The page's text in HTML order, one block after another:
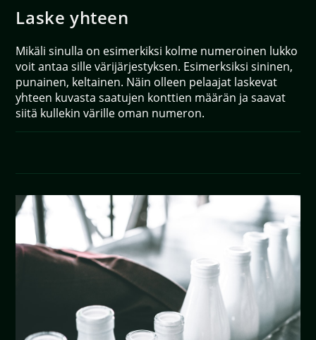
Laske yhteen
Mikäli sinulla on esimerkiksi kolme numeroinen lukko
voit antaa sille värijärjestyksen. Esimerksiksi sininen,
punainen, keltainen. Näin olleen pelaajat laskevat
yhteen kuvasta saatujen konttien määrän ja saavat
siitä kullekin värille oman numeron.